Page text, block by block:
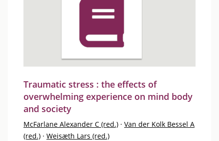
Traumatic stress : the effects of
overwhelming experience on mind body
and society
McFarlane Alexander C (red.) · Van der Kolk Bessel A
(red.) · Weisæth Lars (red.)